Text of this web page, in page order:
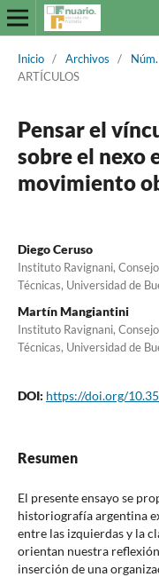
Inicio / Archivos /
ARTÍCULOS
Pensar el
sobre el nexo
movimiento
Diego Ceruso
Instituto Ravignani,
Técnicas, Universidad de
Martín Mangiantini
Instituto Ravignani,
Técnicas, Universidad de
DOI: https://doi.org/
Resumen
El presente ensayo se
historiografía argentina
entre las izquierdas y la
orientan nuestra
inserción de una